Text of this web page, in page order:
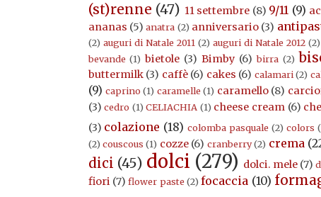
(st)renne (47) 11 settembre (8) 9/11 (9)
ananas (5) anatra (2) anniversario (3)
(2) auguri di Natale 2011 (2) auguri di Natale 2012 (2)
bevande (1) bietole (3) Bimby (6) birra (2)
buttermilk (3) caffè (6) cakes (6) calamari (2)
(9) caprino (1) caramelle (1) caramello (8)
(3) cedro (1) CELIACHIA (1) cheese cream (6)
(3) colazione (18) colomba pasquale (2) colors
(2) couscous (1) cozze (6) cranberry (2) crema
dici (45) dolci (279) dolci. mele (7)
fiori (7) flower paste (2) focaccia (10)